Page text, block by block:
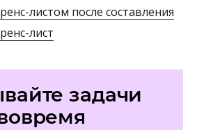
листом после составления
лист
задачи